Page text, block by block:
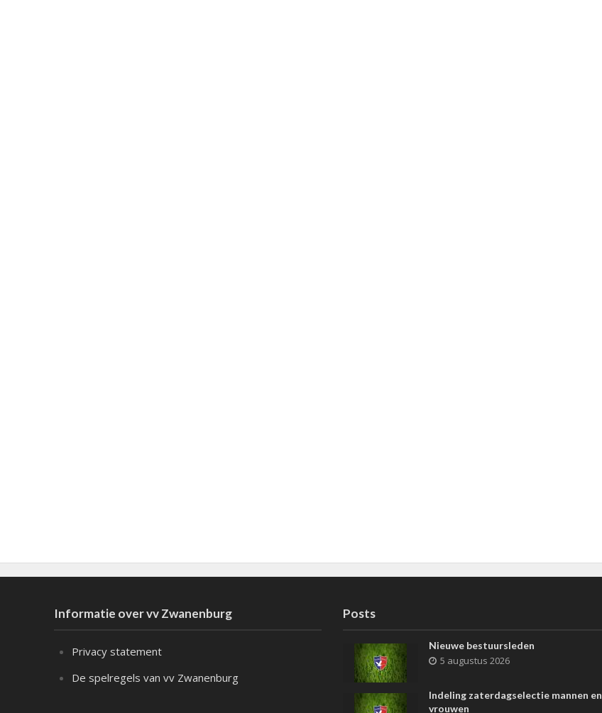
Informatie over vv Zwanenburg
Privacy statement
De spelregels van vv Zwanenburg
Posts
Nieuwe bestuursleden
5 augustus 2026
Indeling zaterdagselectie mannen en
vrouwen